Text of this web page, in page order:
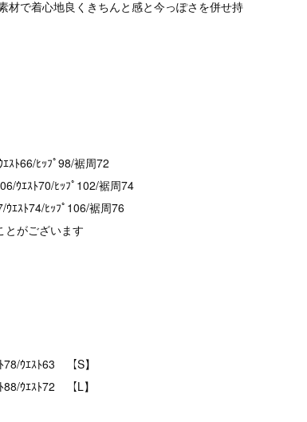
材で着心地良くきちんと感と今っぽさを併せ持
ｽﾄ66/ﾋｯﾌﾟ98/裾周72
ｳｴｽﾄ70/ﾋｯﾌﾟ102/裾周74
ｳｴｽﾄ74/ﾋｯﾌﾟ106/裾周76
とがございます
ｳｴｽﾄ63 【S】
ｳｴｽﾄ72 【L】